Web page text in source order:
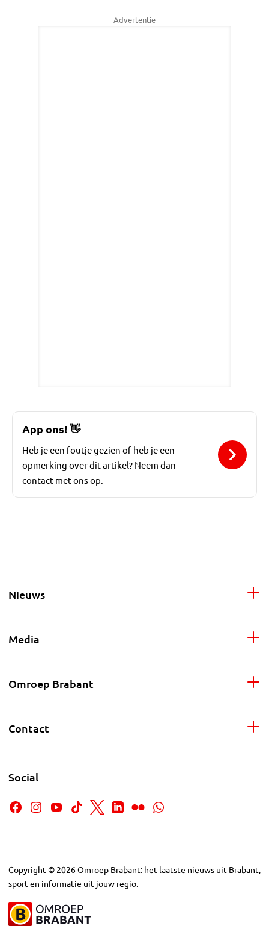
Advertentie
App ons!👋
Heb je een foutje gezien of heb je een
opmerking over dit artikel? Neem dan
contact met ons op.
Nieuws
Media
Omroep Brabant
Contact
Social
Copyright © 2026Omroep Brabant: het laatste nieuws uit Brabant,
sport en informatie uit jouw regio.